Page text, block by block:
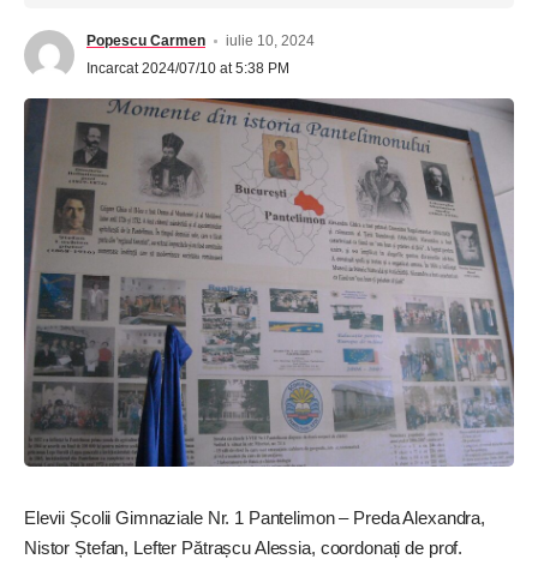
Popescu Carmen
iulie 10, 2024
Incarcat 2024/07/10 at 5:38 PM
Elevii Școlii Gimnaziale Nr. 1 Pantelimon – Preda Alexandra,
Nistor Ștefan, Lefter Pătrașcu Alessia, coordonați de prof.